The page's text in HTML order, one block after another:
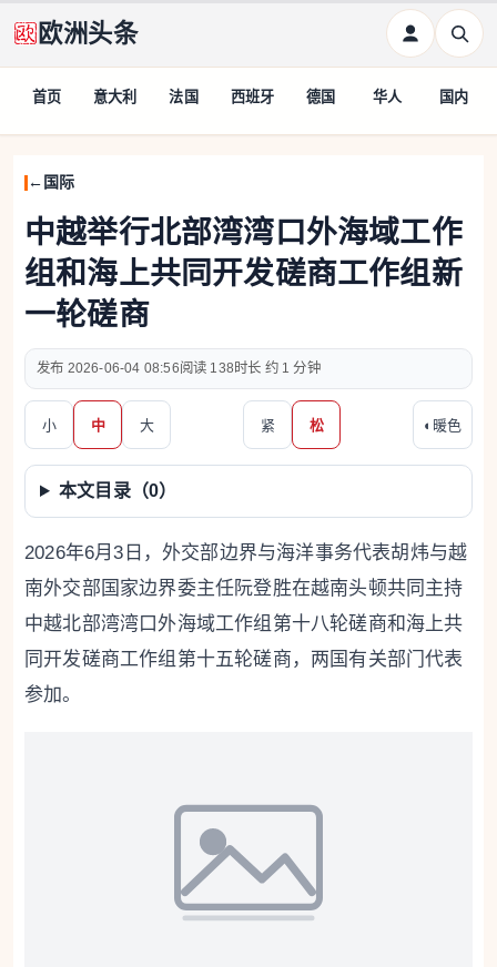
欧洲头条
首页 意大利 法国 西班牙 德国 华人 国内
国际
中越举行北部湾湾口外海域工作
组和海上共同开发磋商工作组新
一轮磋商
2026-06-04 08:56 138 约 1 分钟
小 中 大 紧 松 ◐ 暖色
本文目录（0）
2026年6月3日，外交部边界与海洋事务代表胡炜与越
南外交部国家边界委主任阮登胜在越南头顿共同主持
中越北部湾湾口外海域工作组第十八轮磋商和海上共
同开发磋商工作组第十五轮磋商，两国有关部门代表
参加。